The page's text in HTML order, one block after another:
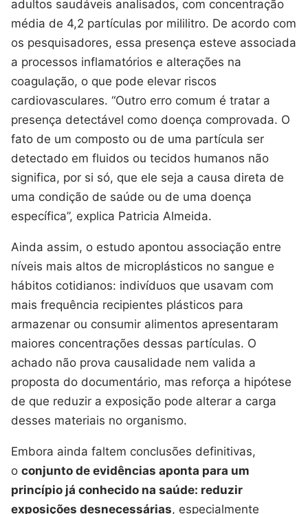
adultos saudáveis analisados, com concentração
média de 4,2 partículas por mililitro. De acordo com
os pesquisadores, essa presença esteve associada
a processos inflamatórios e alterações na
coagulação, o que pode elevar riscos
cardiovasculares. “Outro erro comum é tratar a
presença detectável como doença comprovada. O
fato de um composto ou de uma partícula ser
detectado em fluidos ou tecidos humanos não
significa, por si só, que ele seja a causa direta de
uma condição de saúde ou de uma doença
específica”, explica Patricia Almeida.
Ainda assim, o estudo apontou associação entre
níveis mais altos de microplásticos no sangue e
hábitos cotidianos: indivíduos que usavam com
mais frequência recipientes plásticos para
armazenar ou consumir alimentos apresentaram
maiores concentrações dessas partículas. O
achado não prova causalidade nem valida a
proposta do documentário, mas reforça a hipótese
de que reduzir a exposição pode alterar a carga
desses materiais no organismo.
Embora ainda faltem conclusões definitivas,
o conjunto de evidências aponta para um
princípio já conhecido na saúde: reduzir
exposições desnecessárias, especialmente